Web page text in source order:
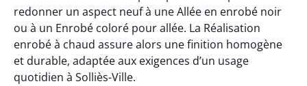
redonner un aspect neuf à une Allée en enrobé noir
ou à un Enrobé coloré pour allée. La Réalisation
enrobé à chaud assure alors une finition homogène
et durable, adaptée aux exigences d’un usage
quotidien à Solliès-Ville.